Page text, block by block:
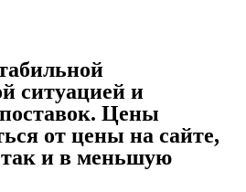
ситуацией и
Цены
от цены на сайте,
и в меньшую